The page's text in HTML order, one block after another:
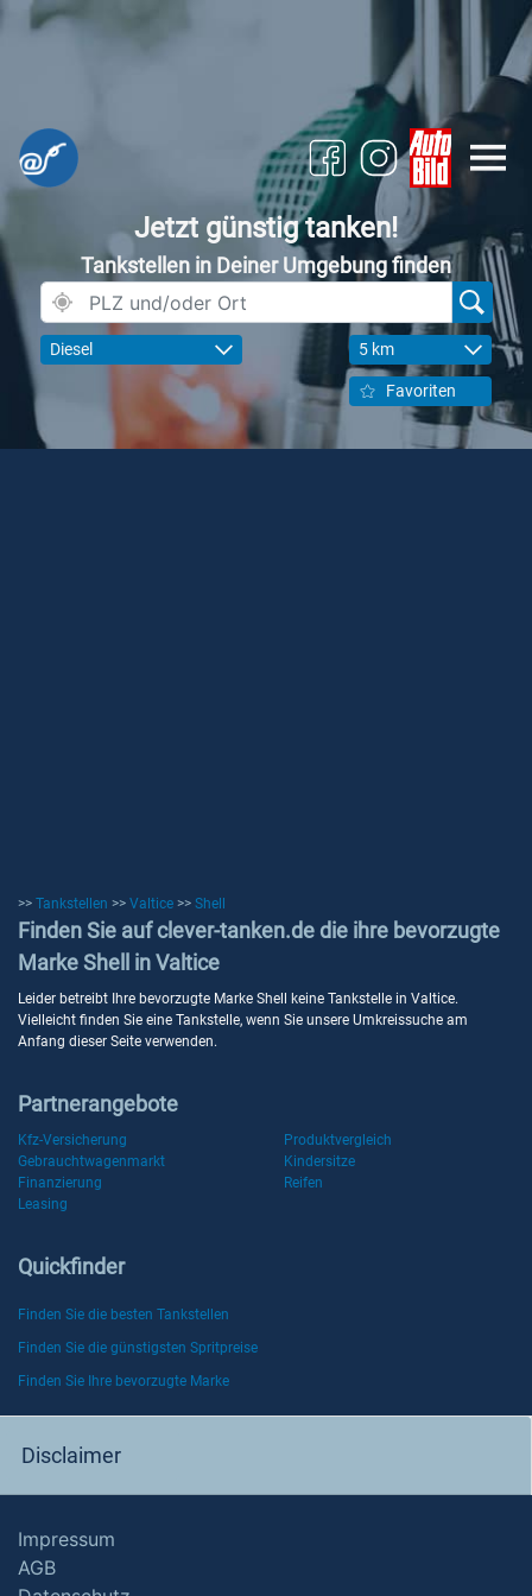
Jetzt günstig tanken!
Tankstellen in Deiner Umgebung finden
Diesel 5 km
Favoriten
>> Tankstellen >> Valtice >> Shell
Finden Sie auf clever-tanken.de die ihre bevorzugte
Marke Shell in Valtice
Leider betreibt Ihre bevorzugte Marke Shell keine Tankstelle in Valtice.
Vielleicht finden Sie eine Tankstelle, wenn Sie unsere Umkreissuche am
Anfang dieser Seite verwenden.
Partnerangebote
Kfz-Versicherung
Produktvergleich
Gebrauchtwagenmarkt
Kindersitze
Finanzierung
Reifen
Leasing
Quickfinder
Finden Sie die besten Tankstellen
Finden Sie die günstigsten Spritpreise
Finden Sie Ihre bevorzugte Marke
Disclaimer
Impressum
AGB